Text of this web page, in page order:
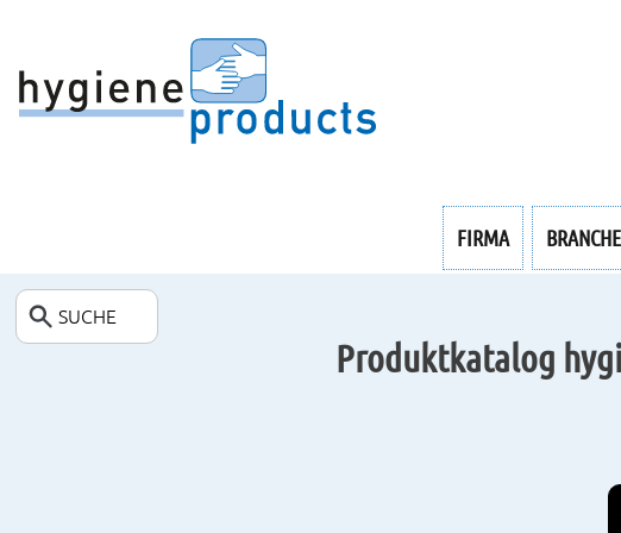
FIRMA
SUCHE
ENDOSKOPIE
Produktkatalog
W